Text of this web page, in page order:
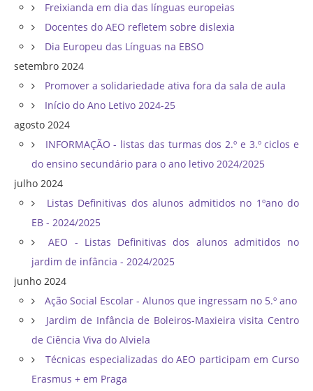
Freixianda em dia das línguas europeias
Docentes do AEO refletem sobre dislexia
Dia Europeu das Línguas na EBSO
setembro 2024
Promover a solidariedade ativa fora da sala de aula
Início do Ano Letivo 2024-25
agosto 2024
INFORMAÇÃO - listas das turmas dos 2.º e 3.º ciclos e
do ensino secundário para o ano letivo 2024/2025
julho 2024
Listas Definitivas dos alunos admitidos no 1ºano do
EB - 2024/2025
AEO - Listas Definitivas dos alunos admitidos no
jardim de infância - 2024/2025
junho 2024
Ação Social Escolar - Alunos que ingressam no 5.º ano
Jardim de Infância de Boleiros-Maxieira visita Centro
de Ciência Viva do Alviela
Técnicas especializadas do AEO participam em Curso
Erasmus + em Praga